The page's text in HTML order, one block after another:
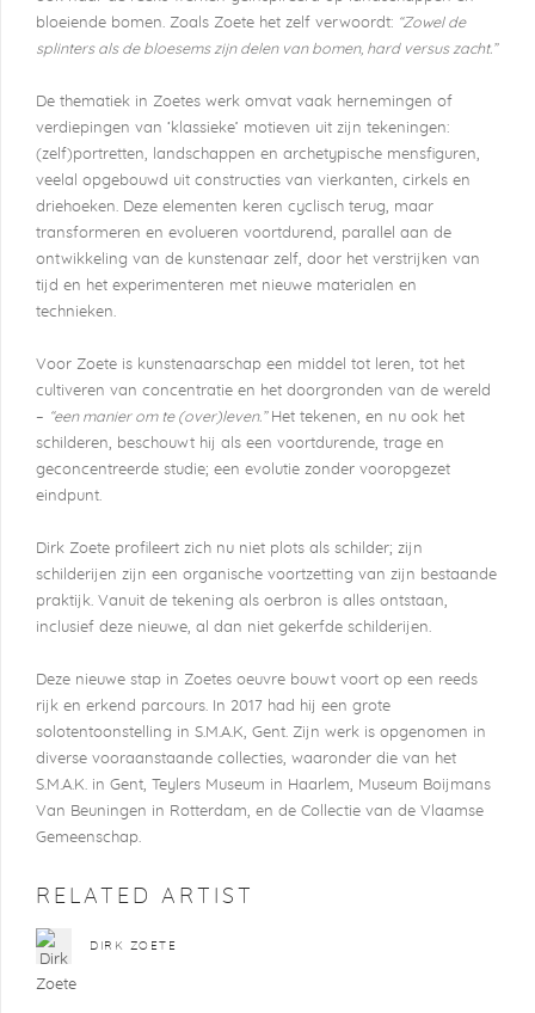
bloeiende bomen. Zoals Zoete het zelf verwoordt: “Zowel de
splinters als de bloesems zijn delen van bomen, hard versus zacht.”
De thematiek in Zoetes werk omvat vaak hernemingen of
verdiepingen van ‘klassieke’ motieven uit zijn tekeningen:
(zelf)portretten, landschappen en archetypische mensfiguren,
veelal opgebouwd uit constructies van vierkanten, cirkels en
driehoeken. Deze elementen keren cyclisch terug, maar
transformeren en evolueren voortdurend, parallel aan de
ontwikkeling van de kunstenaar zelf, door het verstrijken van
tijd en het experimenteren met nieuwe materialen en
technieken.
Voor Zoete is kunstenaarschap een middel tot leren, tot het
cultiveren van concentratie en het doorgronden van de wereld
– “een manier om te (over)leven.”Het tekenen, en nu ook het
schilderen, beschouwt hij als een voortdurende, trage en
geconcentreerde studie; een evolutie zonder vooropgezet
eindpunt.
Dirk Zoete profileert zich nu niet plots als schilder; zijn
schilderijen zijn een organische voortzetting van zijn bestaande
praktijk. Vanuit de tekening als oerbron is alles ontstaan,
inclusief deze nieuwe, al dan niet gekerfde schilderijen.
Deze nieuwe stap in Zoetes oeuvre bouwt voort op een reeds
rijk en erkend parcours. In 2017 had hij een grote
solotentoonstelling in S.M.A.K, Gent. Zijn werk is opgenomen in
diverse vooraanstaande collecties, waaronder die van het
S.M.A.K. in Gent, Teylers Museum in Haarlem, Museum Boijmans
Van Beuningen in Rotterdam, en de Collectie van de Vlaamse
Gemeenschap.
RELATED ARTIST
DIRK ZOETE